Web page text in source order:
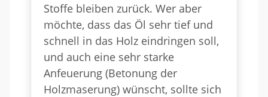
Stoffe bleiben zurück. Wer aber
möchte, dass das Öl sehr tief und
schnell in das Holz eindringen soll,
und auch eine sehr starke
Anfeuerung (Betonung der
Holzmaserung) wünscht, sollte sich